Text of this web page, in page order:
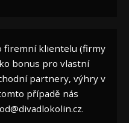
firemní klientelu (firmy
bonus pro vlastní
partnery, výhry v
případě nás